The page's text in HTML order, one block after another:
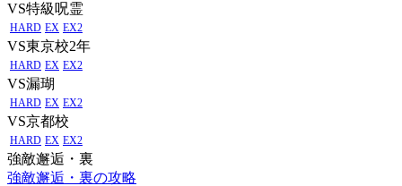
VS特級呪霊
HARD EX EX2
VS東京校2年
HARD EX EX2
VS漏瑚
HARD EX EX2
VS京都校
HARD EX EX2
強敵邂逅・裏
強敵邂逅・裏の攻略